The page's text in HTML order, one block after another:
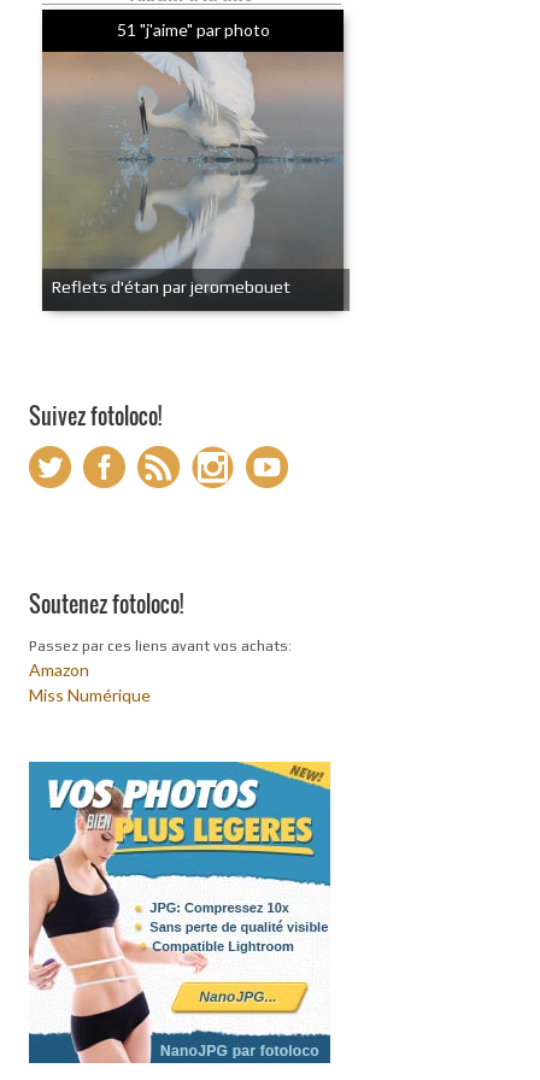
51 "j'aime" par photo
Reflets d'étan par jeromebouet
Suivez fotoloco!
Soutenez fotoloco!
Passez par ces liens avant vos achats:
Amazon
Miss Numérique